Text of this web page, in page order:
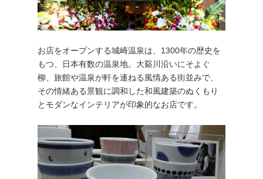
お店をオープンする城崎温泉は、1300年の歴史を
もつ、日本有数の温泉地。大谿川沿いにそよぐ
柳、旅館や温泉が軒を連ねる風情ある街並みで、
その情緒ある景観に調和した和風建築のぬくもり
とモダンなインテリアが印象的なお店です。